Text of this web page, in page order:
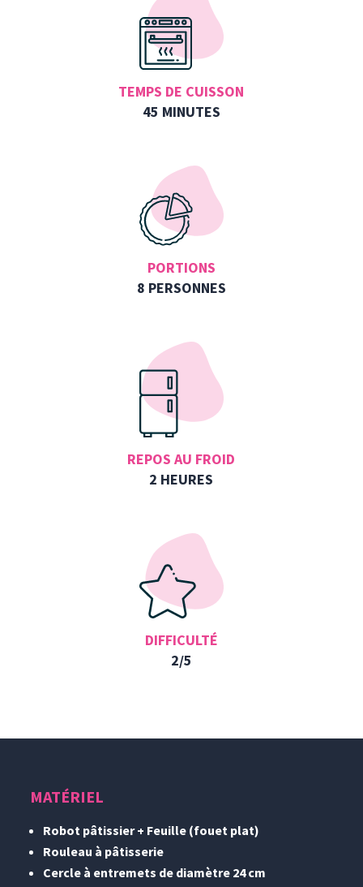
TEMPS DE CUISSON
45 MINUTES
PORTIONS
8 PERSONNES
REPOS AU FROID
2 HEURES
DIFFICULTÉ
2/5
MATÉRIEL
Robot pâtissier + Feuille (fouet plat)
Rouleau à pâtisserie
Cercle à entremets de diamètre 24 cm